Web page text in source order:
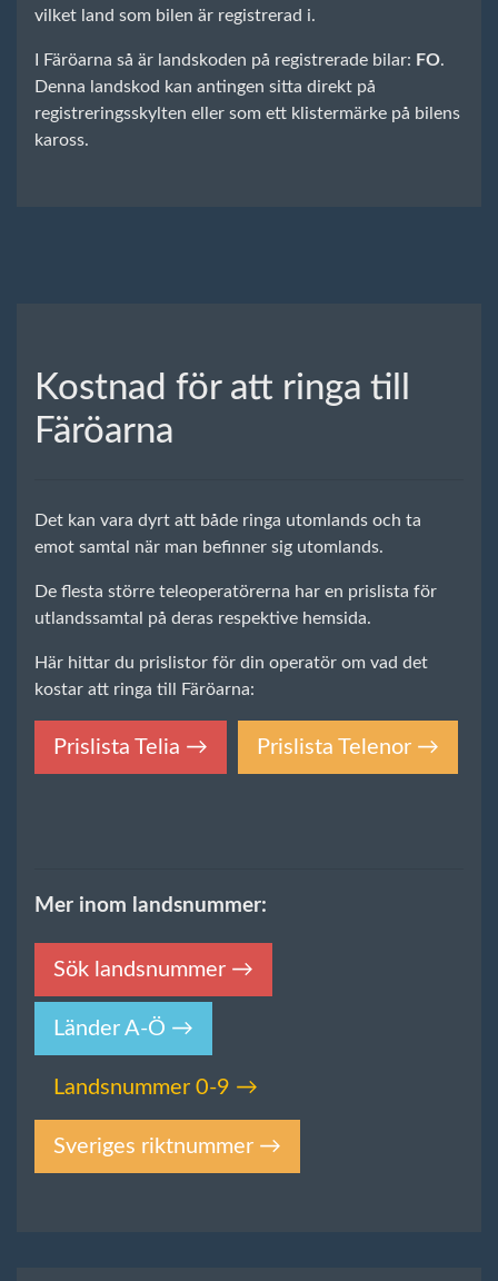
vilket land som bilen är registrerad i.
I Färöarna så är landskoden på registrerade bilar: FO.
Denna landskod kan antingen sitta direkt på
registreringsskylten eller som ett klistermärke på bilens
kaross.
Kostnad för att ringa till
Färöarna
Det kan vara dyrt att både ringa utomlands och ta
emot samtal när man befinner sig utomlands.
De flesta större teleoperatörerna har en prislista för
utlandssamtal på deras respektive hemsida.
Här hittar du prislistor för din operatör om vad det
kostar att ringa till Färöarna:
Prislista Telia → Prislista Telenor →
Mer inom landsnummer:
Sök landsnummer →
Länder A-Ö →
Landsnummer 0-9 →
Sveriges riktnummer →